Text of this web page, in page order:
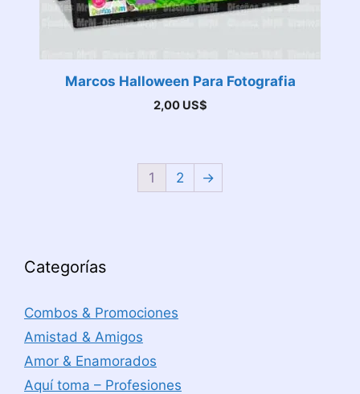
Marcos Halloween Para Fotografia
2,00 US$
1 2 →
Categorías
Combos & Promociones
Amistad & Amigos
Amor & Enamorados
Aquí toma – Profesiones